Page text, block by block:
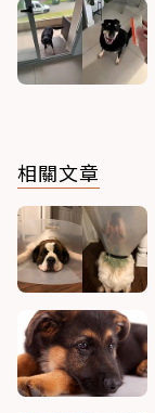
相關文章